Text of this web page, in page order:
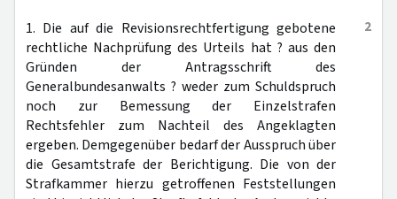
2
1. Die auf die Revisionsrechtfertigung gebotene
rechtliche Nachprüfung des Urteils hat ? aus den
Gründen der Antragsschrift des
Generalbundesanwalts ? weder zum Schuldspruch
noch zur Bemessung der Einzelstrafen
Rechtsfehler zum Nachteil des Angeklagten
ergeben. Demgegenüber bedarf der Ausspruch über
die Gesamtstrafe der Berichtigung. Die von der
Strafkammer hierzu getroffenen Feststellungen